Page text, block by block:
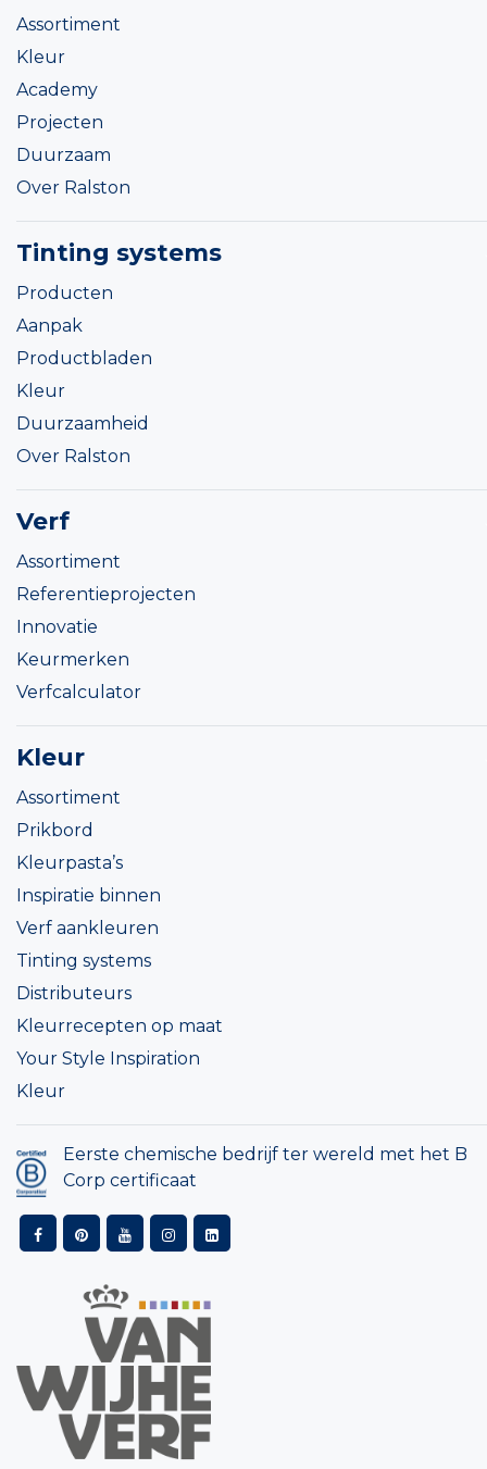
Assortiment
Kleur
Academy
Projecten
Duurzaam
Over Ralston
Tinting systems
Producten
Aanpak
Productbladen
Kleur
Duurzaamheid
Over Ralston
Verf
Assortiment
Referentieprojecten
Innovatie
Keurmerken
Verfcalculator
Kleur
Assortiment
Prikbord
Kleurpasta’s
Inspiratie binnen
Verf aankleuren
Tinting systems
Distributeurs
Kleurrecepten op maat
Your Style Inspiration
Kleur
Eerste chemische bedrijf ter wereld met het B
Corp certificaat